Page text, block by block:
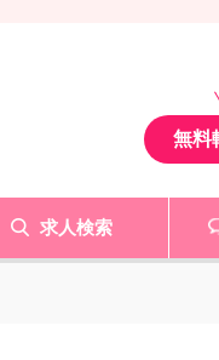
無料
求人検索